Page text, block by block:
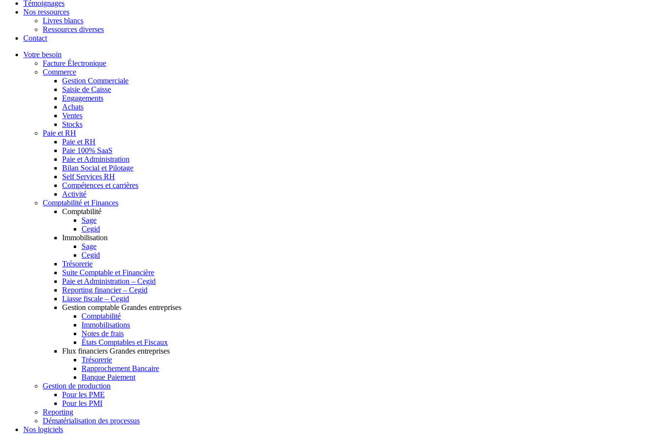
Témoignages
Nos ressources
Livres blancs
Ressources diverses
Contact
Votre besoin
Facture Électronique
Commerce
Gestion Commerciale
Saisie de Caisse
Engagements
Achats
Ventes
Stocks
Paie et RH
Paie et RH
Paie 100% SaaS
Paie et Administration
Bilan Social et Pilotage
Self Services RH
Compétences et carrières
Activité
Comptabilité et Finances
Comptabilité
Sage
Cegid
Immobilisation
Sage
Cegid
Trésorerie
Suite Comptable et Financière
Paie et Administration – Cegid
Reporting financier – Cegid
Liasse fiscale – Cegid
Gestion comptable Grandes entreprises
Comptabilité
Immobilisations
Notes de frais
États Comptables et Fiscaux
Flux financiers Grandes entreprises
Trésorerie
Rapprochement Bancaire
Banque Paiement
Gestion de production
Pour les PME
Pour les PMI
Reporting
Dématérialisation des processus
Nos logiciels